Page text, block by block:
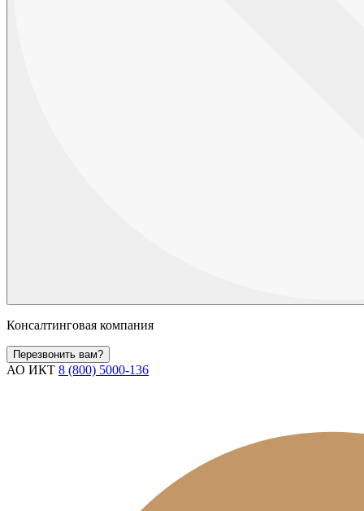
Консалтинговая компания
Перезвонить вам?
АО ИКТ 8 (800) 5000-136